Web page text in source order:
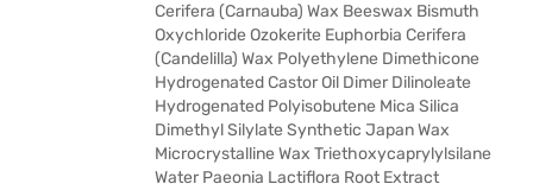
Cerifera (Carnauba) Wax Beeswax Bismuth
Oxychloride Ozokerite Euphorbia Cerifera
(Candelilla) Wax Polyethylene Dimethicone
Hydrogenated Castor Oil Dimer Dilinoleate
Hydrogenated Polyisobutene Mica Silica
Dimethyl Silylate Synthetic Japan Wax
Microcrystalline Wax Triethoxycaprylylsilane
Water Paeonia Lactiflora Root Extract